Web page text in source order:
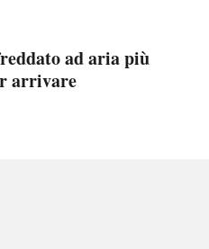
ad aria più
arrivare